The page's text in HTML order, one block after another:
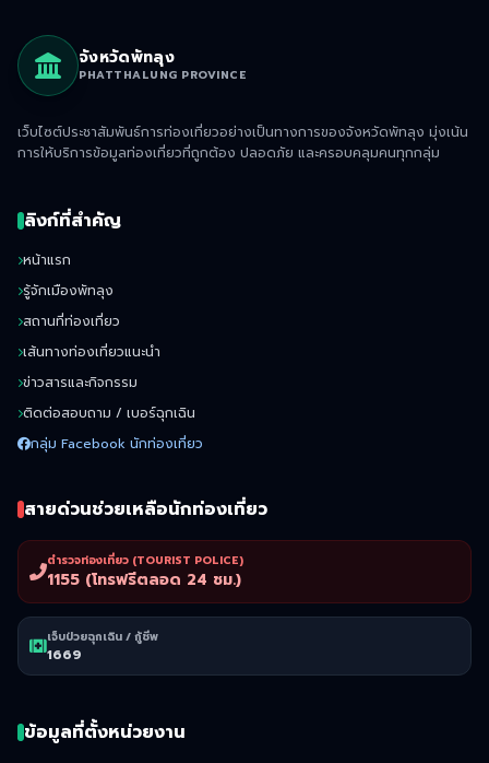
จังหวัดพัทลุง
PHATTHALUNG PROVINCE
เว็บไซต์ประชาสัมพันธ์การท่องเที่ยวอย่างเป็นทางการของจังหวัดพัทลุง มุ่งเน้น
การให้บริการข้อมูลท่องเที่ยวที่ถูกต้อง ปลอดภัย และครอบคลุมคนทุกกลุ่ม
ลิงก์ที่สำคัญ
หน้าแรก
รู้จักเมืองพัทลุง
สถานที่ท่องเที่ยว
เส้นทางท่องเที่ยวแนะนำ
ข่าวสารและกิจกรรม
ติดต่อสอบถาม / เบอร์ฉุกเฉิน
กลุ่ม Facebook นักท่องเที่ยว
สายด่วนช่วยเหลือนักท่องเที่ยว
ตำรวจท่องเที่ยว (TOURIST POLICE)
1155 (โทรฟรีตลอด 24 ชม.)
เจ็บป่วยฉุกเฉิน / กู้ชีพ
1669
ข้อมูลที่ตั้งหน่วยงาน